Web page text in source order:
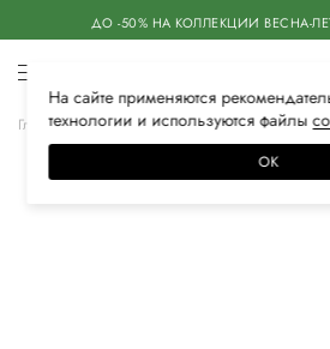
ДО -50% НА КОЛЛЕКЦИИ ВЕСНА-
Главная Мужская Обувь Кроссовки
На сайте применяются
технологии и используются файлы
ОК